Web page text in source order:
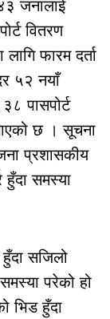
जनालाई
वितरण
फारम दर्ता
५२ नयाँ
पासपोर्ट
छ । सूचना
प्रशासकीय
समस्या
सजिलो
परेको हो
भिड हुँदा